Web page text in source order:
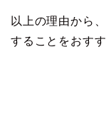
以上の理由から
することをおすす